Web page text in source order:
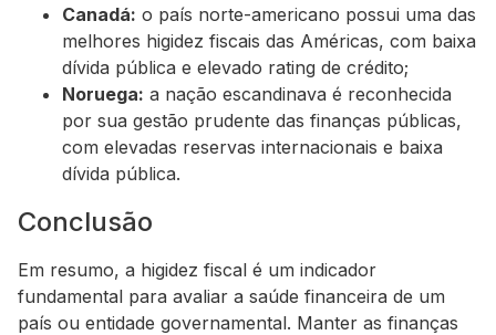
Canadá: o país norte-americano possui uma das
melhores higidez fiscais das Américas, com baixa
dívida pública e elevado rating de crédito;
Noruega: a nação escandinava é reconhecida
por sua gestão prudente das finanças públicas,
com elevadas reservas internacionais e baixa
dívida pública.
Conclusão
Em resumo, a higidez fiscal é um indicador
fundamental para avaliar a saúde financeira de um
país ou entidade governamental. Manter as finanças